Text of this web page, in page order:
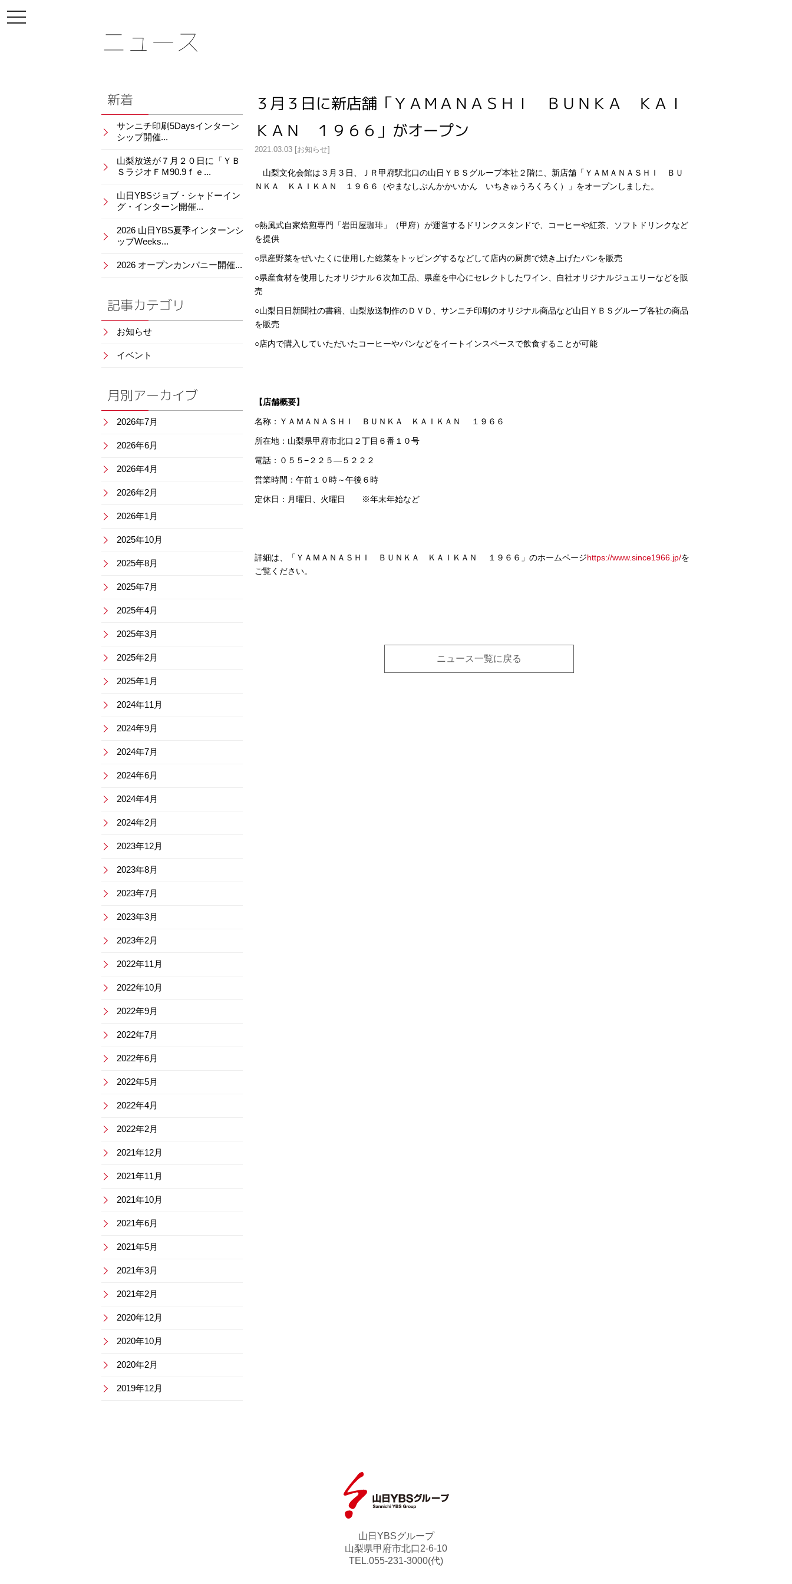
toggle
navigation
ニュース
３月３日に新店舗「ＹＡＭＡＮＡＳＨＩ ＢＵＮＫＡ ＫＡＩ
ＫＡＮ １９６６」がオープン
2021.03.03 [お知らせ]
山梨文化会館は３月３日、ＪＲ甲府駅北口の山日ＹＢＳグループ本社２階に、新店舗「ＹＡＭＡＮＡＳＨＩ ＢＵ
ＮＫＡ ＫＡＩＫＡＮ １９６６（やまなしぶんかかいかん いちきゅうろくろく）」をオープンしました。
○熱風式自家焙煎専門「岩田屋珈琲」（甲府）が運営するドリンクスタンドで、コーヒーや紅茶、ソフトドリンクなど
を提供
○県産野菜をぜいたくに使用した総菜をトッピングするなどして店内の厨房で焼き上げたパンを販売
○県産食材を使用したオリジナル６次加工品、県産を中心にセレクトしたワイン、自社オリジナルジュエリーなどを販
売
○山梨日日新聞社の書籍、山梨放送制作のＤＶＤ、サンニチ印刷のオリジナル商品など山日ＹＢＳグループ各社の商品
を販売
○店内で購入していただいたコーヒーやパンなどをイートインスペースで飲食することが可能
【店舗概要】
名称：ＹＡＭＡＮＡＳＨＩ ＢＵＮＫＡ ＫＡＩＫＡＮ １９６６
所在地：山梨県甲府市北口２丁目６番１０号
電話：０５５−２２５―５２２２
営業時間：午前１０時～午後６時
定休日：月曜日、火曜日 ※年末年始など
詳細は、「ＹＡＭＡＮＡＳＨＩ ＢＵＮＫＡ ＫＡＩＫＡＮ １９６６」のホームページhttps://www.since1966.jp/を
ご覧ください。
ニュース一覧に戻る
新着
サンニチ印刷5Daysインターン
シップ開催...
山梨放送が７月２０日に「ＹＢ
ＳラジオＦＭ90.9ｆｅ...
山日YBSジョブ・シャドーイン
グ・インターン開催...
2026 山日YBS夏季インターンシ
ップWeeks...
2026 オープンカンパニー開催...
記事カテゴリ
お知らせ
イベント
月別アーカイブ
2026年7月
2026年6月
2026年4月
2026年2月
2026年1月
2025年10月
2025年8月
2025年7月
2025年4月
2025年3月
2025年2月
2025年1月
2024年11月
2024年9月
2024年7月
2024年6月
2024年4月
2024年2月
2023年12月
2023年8月
2023年7月
2023年3月
2023年2月
2022年11月
2022年10月
2022年9月
2022年7月
2022年6月
2022年5月
2022年4月
2022年2月
2021年12月
2021年11月
2021年10月
2021年6月
2021年5月
2021年3月
2021年2月
2020年12月
2020年10月
2020年2月
2019年12月
山日YBSグループ
山梨県甲府市北口2-6-10
TEL.055-231-3000(代)